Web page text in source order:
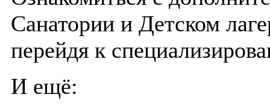
Санатории и Детском
перейдя к
И ещё: